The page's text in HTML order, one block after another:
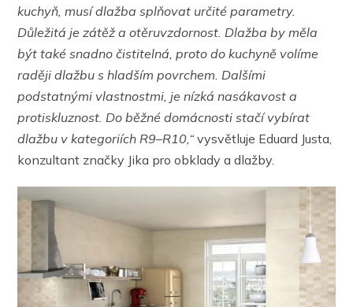
kuchyň, musí dlažba splňovat určité parametry.
Důležitá je zátěž a otěruvzdornost. Dlažba by měla
být také snadno čistitelná, proto do kuchyně volíme
raději dlažbu s hladším povrchem. Dalšími
podstatnými vlastnostmi, je nízká nasákavost a
protiskluznost. Do běžné domácnosti stačí vybírat
dlažbu v kategoriích R9–R10,“ vysvětluje Eduard Justa,
konzultant značky Jika pro obklady a dlažby.